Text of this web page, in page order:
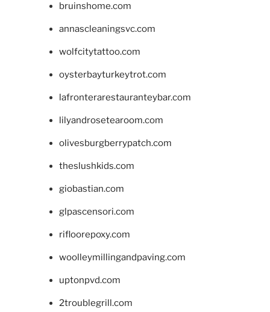
bruinshome.com
annascleaningsvc.com
wolfcitytattoo.com
oysterbayturkeytrot.com
lafronterarestauranteybar.com
lilyandrosetearoom.com
olivesburgberrypatch.com
theslushkids.com
giobastian.com
glpascensori.com
rifloorepoxy.com
woolleymillingandpaving.com
uptonpvd.com
2troublegrill.com